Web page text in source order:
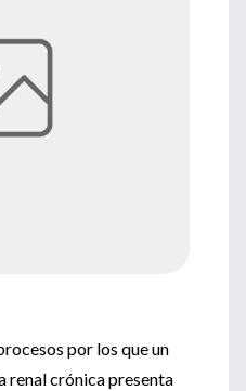
por los que un
renal crónica presenta